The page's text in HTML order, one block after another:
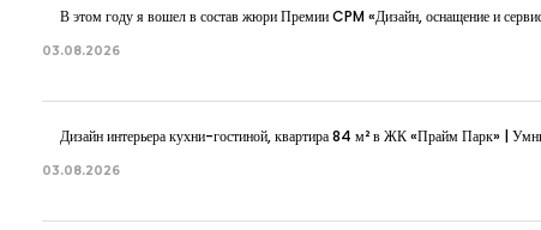
В этом году я вошел в состав жюри Премии CPM «Дизайн, оснащение и
03.08.2026
Дизайн интерьера кухни-гостиной, квартира 84 м² в ЖК «Прайм Парк» |
03.08.2026